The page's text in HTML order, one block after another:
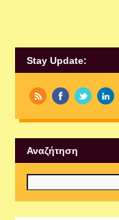
Stay Update:
Αναζήτηση